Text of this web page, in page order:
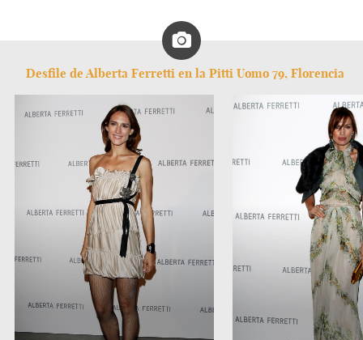
Desfile de Alberta Ferretti en la Pitti Uomo 79, Florencia